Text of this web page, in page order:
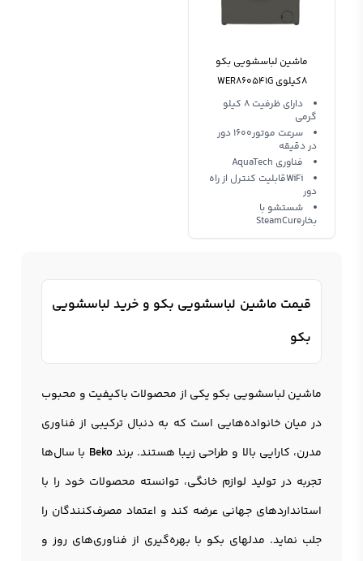
ماشین لباسشویی بکو
8کیلوی WER860541G
دارای ظرفیت 8 کیلو
گرمی
سرعت موتور۱۶۰۰ دور
در دقیقه
فناوری AquaTech
WiFiقابلیت کنترل از راه
دور
شستشو با
بخارSteamCure
قیمت ماشین لباسشویی بکو و خرید لباسشویی
بکو
ماشین لباسشویی بکو یکی از محصولات باکیفیت و محبوب
در میان خانواده‌هایی است که به دنبال ترکیبی از فناوری
مدرن، کارایی بالا و طراحی زیبا هستند. برند Beko با سال‌ها
تجربه در تولید لوازم خانگی، توانسته محصولات خود را با
استانداردهای جهانی عرضه کند و اعتماد مصرف‌کنندگان را
جلب نماید. مدلهای بکو با بهره‌گیری از فناوری‌های روز و